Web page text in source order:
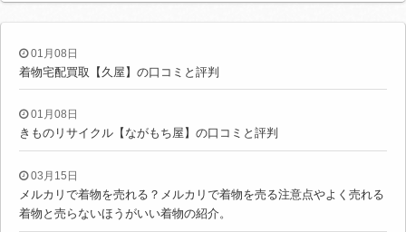
01月08日
着物宅配買取【久屋】の口コミと評判
01月08日
きものリサイクル【ながもち屋】の口コミと評判
03月15日
メルカリで着物を売れる？メルカリで着物を売る注意点やよく売れる
着物と売らないほうがいい着物の紹介。